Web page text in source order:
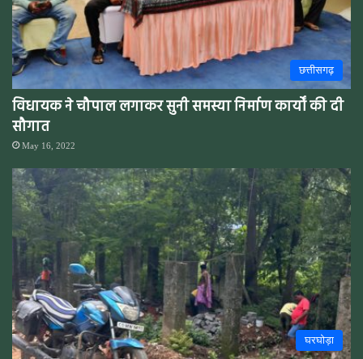
छत्तीसगढ़
विधायक ने चौपाल लगाकर सुनी समस्या निर्माण कार्यों की दी
सौगात
May 16, 2022
घरघोड़ा